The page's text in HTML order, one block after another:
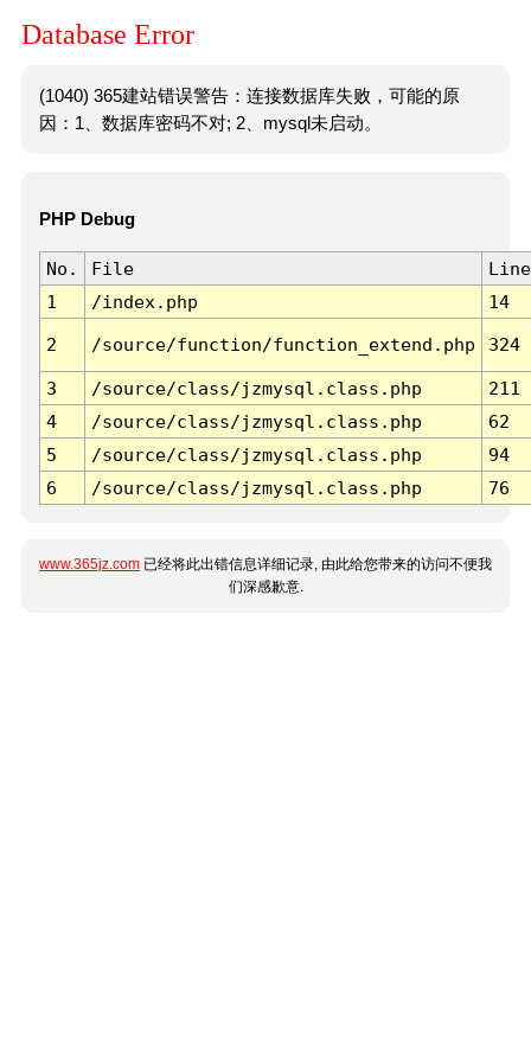
Database Error
(1040) 365建站错误警告：连接数据库失败，可能的原
因：1、数据库密码不对; 2、mysql未启动。
PHP Debug
No. File
Line
1
/index.php 14
2 /source/function/function_extend.php 324
3 /source/class/jzmysql.class.php
211
4
/source/class/jzmysql.class.php
62
5
/source/class/jzmysql.class.php
94
6
/source/class/jzmysql.class.php 76
www.365jz.com 已经将此出错信息详细记录, 由此给您带来的访问不便我
们深感歉意.